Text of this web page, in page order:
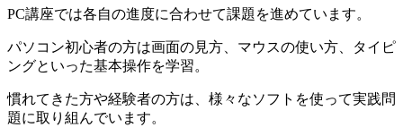
PC講座では各自の進度に合わせて課題を進めています。
パソコン初心者の方は画面の見方、マウスの使い方、タイピ
ングといった基本操作を学習。
慣れてきた方や経験者の方は、様々なソフトを使って実践問
題に取り組んでいます。